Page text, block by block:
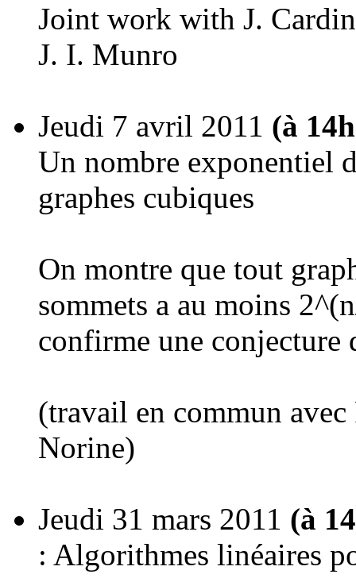
Joint work with J.
J. I. Munro
Jeudi 7 avril 2011 (à
Un nombre exponentiel
graphes cubiques
On montre que tout
sommets a au moins
confirme une conjecture
(travail en commun
Norine)
Jeudi 31 mars 2011 (à
: Algorithmes linéaires